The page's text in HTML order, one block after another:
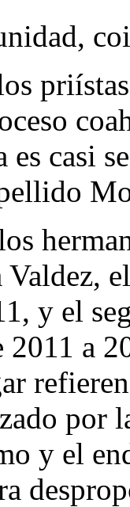
es casi
y el
2011 a
por
y el